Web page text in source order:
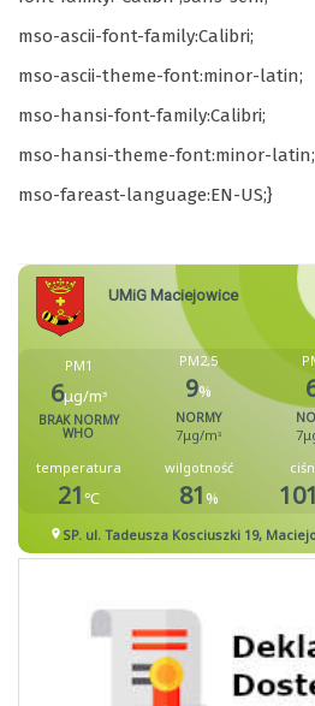
mso-ascii-font-family:Calibri;
mso-ascii-theme-font:minor-latin;
mso-hansi-font-family:Calibri;
mso-hansi-theme-font:minor-latin;
mso-fareast-language:EN-US;}